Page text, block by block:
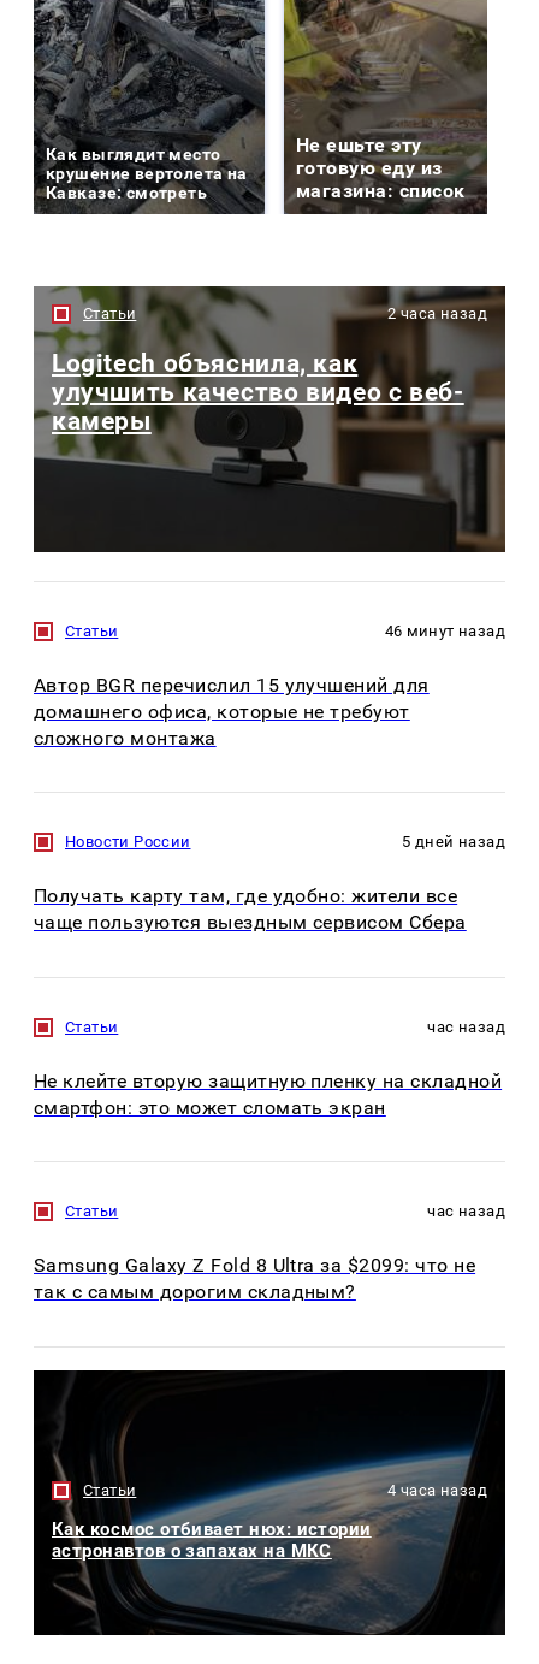
Как выглядит место
крушение вертолета на
Кавказе: смотреть
Не ешьте эту
готовую еду из
магазина: список
Статьи 2 часа назад
Logitech объяснила, как
улучшить качество видео с веб-
камеры
Статьи 46 минут назад
Автор BGR перечислил 15 улучшений для
домашнего офиса, которые не требуют
сложного монтажа
Новости России 5 дней назад
Получать карту там, где удобно: жители все
чаще пользуются выездным сервисом Сбера
Статьи час назад
Не клейте вторую защитную пленку на складной
смартфон: это может сломать экран
Статьи час назад
Samsung Galaxy Z Fold 8 Ultra за $2099: что не
так с самым дорогим складным?
Статьи 4 часа назад
Как космос отбивает нюх: истории
астронавтов о запахах на МКС